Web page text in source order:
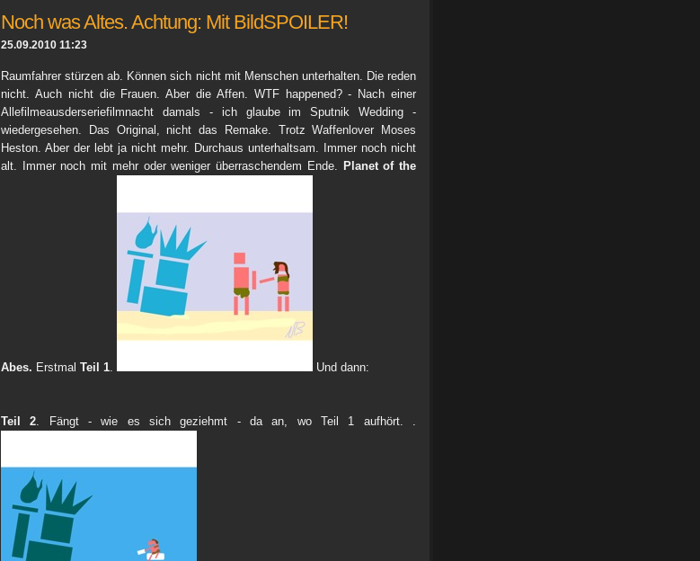
Noch was Altes. Achtung: Mit BildSPOILER!
25.09.2010 11:23
Raumfahrer stürzen ab. Können sich nicht mit Menschen unterhalten. Die reden
nicht. Auch nicht die Frauen. Aber die Affen. WTF happened? - Nach einer
Allefilmeausderseriefilmnacht damals - ich glaube im Sputnik Wedding -
wiedergesehen. Das Original, nicht das Remake. Trotz Waffenlover Moses
Heston. Aber der lebt ja nicht mehr. Durchaus unterhaltsam. Immer noch nicht
alt. Immer noch mit mehr oder weniger überraschendem Ende. Planet of the
Abes. Erstmal Teil 1. Und dann:
Teil 2. Fängt - wie es sich geziehmt - da an, wo Teil 1 aufhört. .